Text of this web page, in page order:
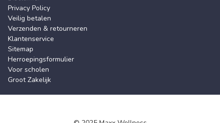
Privacy Policy
Veilig betalen
Verzenden & retourneren
Klantenservice
Sitemap
Herroepingsformulier
Voor scholen
Groot Zakelijk